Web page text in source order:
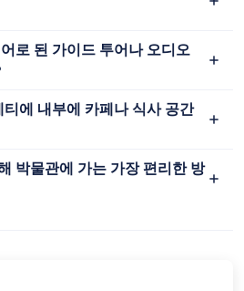
로 된 가이드 투어나 오디오
에 내부에 카페나 식사 공간
박물관에 가는 가장 편리한 방